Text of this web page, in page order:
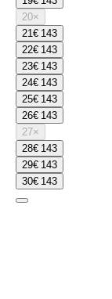
20×
21€ 143
22€ 143
23€ 143
24€ 143
25€ 143
26€ 143
27×
28€ 143
29€ 143
30€ 143